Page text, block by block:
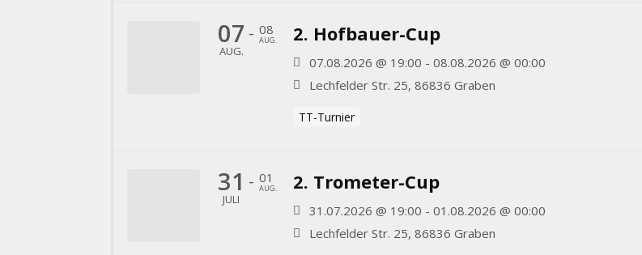
07
AUG.
- 08
AUG. 2. Hofbauer-Cup
07.08.2026 @ 19:00 - 08.08.2026 @ 00:00
Lechfelder Str. 25, 86836 Graben
TT-Turnier
31
JULI
- 01
AUG. 2. Trometer-Cup
31.07.2026 @ 19:00 - 01.08.2026 @ 00:00
Lechfelder Str. 25, 86836 Graben